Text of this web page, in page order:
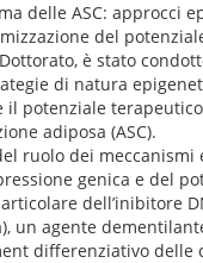
delle ASC: approcci
del
è stato
di natura
il potenziale
adiposa (ASC).
ruolo dei meccanismi
genica e del
dell’inibitore
un agente
differenziativo delle